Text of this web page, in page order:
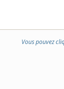
Vous pouvez